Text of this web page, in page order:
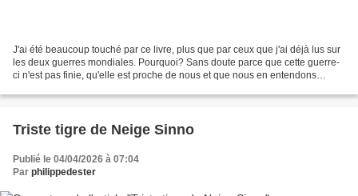
J'ai été beaucoup touché par ce livre, plus que par ceux que j'ai déjà lus sur
les deux guerres mondiales. Pourquoi? Sans doute parce que cette guerre-
ci n'est pas finie, qu'elle est proche de nous et que nous en entendons
Triste tigre de Neige Sinno
Publié le 04/04/2026 à 07:04
Par philippedester